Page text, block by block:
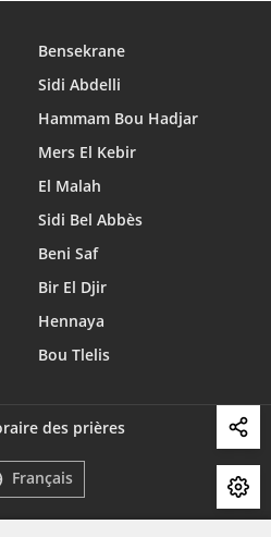
Bensekrane
Sidi Abdelli
Hammam Bou Hadjar
Mers El Kebir
El Malah
Sidi Bel Abbès
Beni Saf
Bir El Djir
Hennaya
Bou Tlelis
des prières
Français